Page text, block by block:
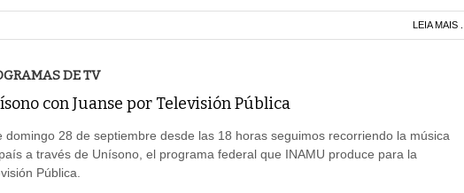
LEIA MAIS ...
DE TV
con Juanse por Televisión Pública
domingo 28 de septiembre desde las 18 horas seguimos recorriendo la música
a través de Unísono, el programa federal que INAMU produce para la
Pública.